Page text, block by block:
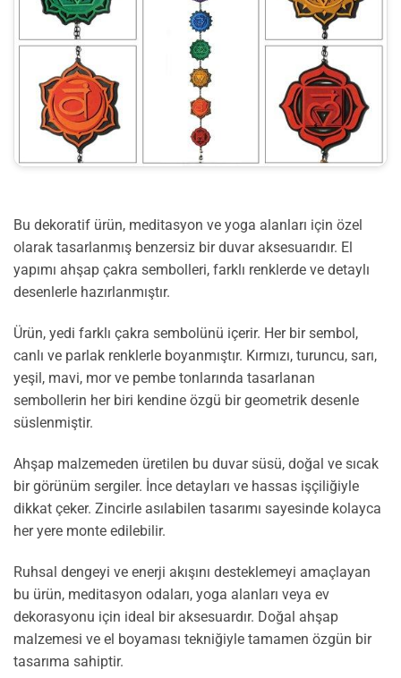
Bu dekoratif ürün, meditasyon ve yoga alanları için özel
olarak tasarlanmış benzersiz bir duvar aksesuarıdır. El
yapımı ahşap çakra sembolleri, farklı renklerde ve detaylı
desenlerle hazırlanmıştır.
Ürün, yedi farklı çakra sembolünü içerir. Her bir sembol,
canlı ve parlak renklerle boyanmıştır. Kırmızı, turuncu, sarı,
yeşil, mavi, mor ve pembe tonlarında tasarlanan
sembollerin her biri kendine özgü bir geometrik desenle
süslenmiştir.
Ahşap malzemeden üretilen bu duvar süsü, doğal ve sıcak
bir görünüm sergiler. İnce detayları ve hassas işçiliğiyle
dikkat çeker. Zincirle asılabilen tasarımı sayesinde kolayca
her yere monte edilebilir.
Ruhsal dengeyi ve enerji akışını desteklemeyi amaçlayan
bu ürün, meditasyon odaları, yoga alanları veya ev
dekorasyonu için ideal bir aksesuardır. Doğal ahşap
malzemesi ve el boyaması tekniğiyle tamamen özgün bir
tasarıma sahiptir.